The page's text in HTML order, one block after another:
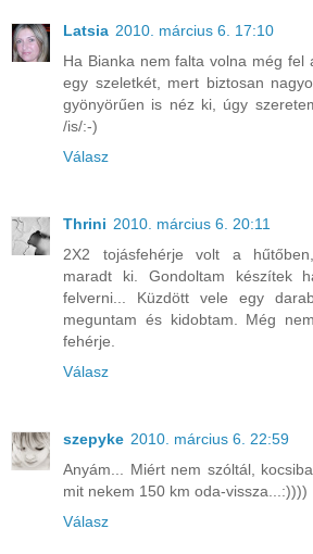
Latsia 2010. március 6. 17:10
Ha Bianka nem falta volna még fel
egy szeletkét, mert biztosan
gyönyörűen is néz ki, úgy
/is/:-)
Válasz
Thrini 2010. március 6. 20:11
2X2 tojásfehérje volt a
maradt ki. Gondoltam készítek
felverni... Küzdött vele egy
meguntam és kidobtam. Még
fehérje.
Válasz
szepyke 2010. március 6. 22:59
Anyám... Miért nem szóltál,
mit nekem 150 km oda-vissza...:))))
Válasz